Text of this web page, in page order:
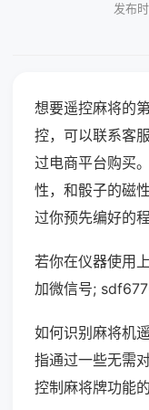
发布
想要遥控麻将的
控，可以联系客
过电商平台购买
性，和骰子的磁
过你预先编好的程
若你在仪器使用
加微信号;
如何识别麻将机
指通过一些无需
控制麻将牌功能